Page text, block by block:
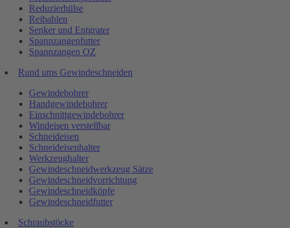
Reduzierhülse
Reibahlen
Senker und Entgrater
Spannzangenfutter
Spannzangen OZ
Rund ums Gewindeschneiden
Gewindebohrer
Handgewindebohrer
Einschnittgewindebohrer
Windeisen verstellbar
Schneideisen
Schneideisenhalter
Werkzeughalter
Gewindeschneidwerkzeug Sätze
Gewindeschneidvorrichtung
Gewindeschneidköpfe
Gewindeschneidfutter
Schraubstöcke